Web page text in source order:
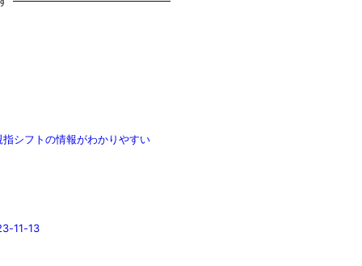
シフトの情報がわかりやすい
11-13